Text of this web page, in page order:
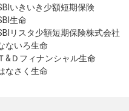
いきいき少額短期保険
生命
リスタ少額短期保険株式会社
ないろ生命
&Ｄフィナンシャル生命
なさく生命